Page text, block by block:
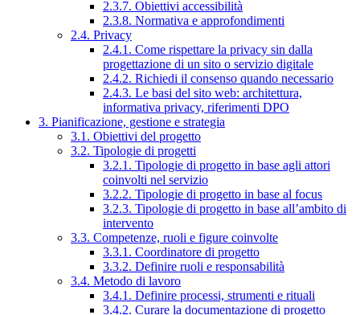
2.3.7. Obiettivi accessibilità
2.3.8. Normativa e approfondimenti
2.4. Privacy
2.4.1. Come rispettare la privacy sin dalla
progettazione di un sito o servizio digitale
2.4.2. Richiedi il consenso quando necessario
2.4.3. Le basi del sito web: architettura,
informativa privacy, riferimenti DPO
3. Pianificazione, gestione e strategia
3.1. Obiettivi del progetto
3.2. Tipologie di progetti
3.2.1. Tipologie di progetto in base agli attori
coinvolti nel servizio
3.2.2. Tipologie di progetto in base al focus
3.2.3. Tipologie di progetto in base all’ambito di
intervento
3.3. Competenze, ruoli e figure coinvolte
3.3.1. Coordinatore di progetto
3.3.2. Definire ruoli e responsabilità
3.4. Metodo di lavoro
3.4.1. Definire processi, strumenti e rituali
3.4.2. Curare la documentazione di progetto